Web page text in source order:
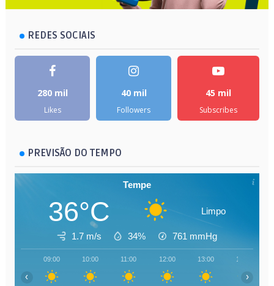
REDES SOCIAIS
280 mil
Likes
40 mil
Followers
45 mil
Subscribes
PREVISÃO DO TEMPO
Tempe
36°C Limpo
1.7 m/s 34% 761 mmHg
09:00 10:00 11:00 12:00 13:00 14:00
‹ ›